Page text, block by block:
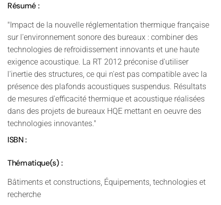
Résumé :
"Impact de la nouvelle réglementation thermique française
sur l'environnement sonore des bureaux : combiner des
technologies de refroidissement innovants et une haute
exigence acoustique. La RT 2012 préconise d'utiliser
l'inertie des structures, ce qui n'est pas compatible avec la
présence des plafonds acoustiques suspendus. Résultats
de mesures d'efficacité thermique et acoustique réalisées
dans des projets de bureaux HQE mettant en oeuvre des
technologies innovantes."
ISBN :
Thématique(s) :
Bâtiments et constructions, Équipements, technologies et
recherche